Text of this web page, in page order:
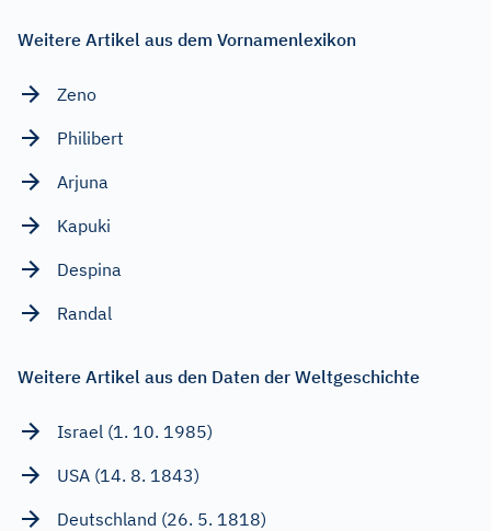
Weitere Artikel aus dem Vornamenlexikon
Zeno
Philibert
Arjuna
Kapuki
Despina
Randal
Weitere Artikel aus den Daten der Weltgeschichte
Israel (1. 10. 1985)
USA (14. 8. 1843)
Deutschland (26. 5. 1818)